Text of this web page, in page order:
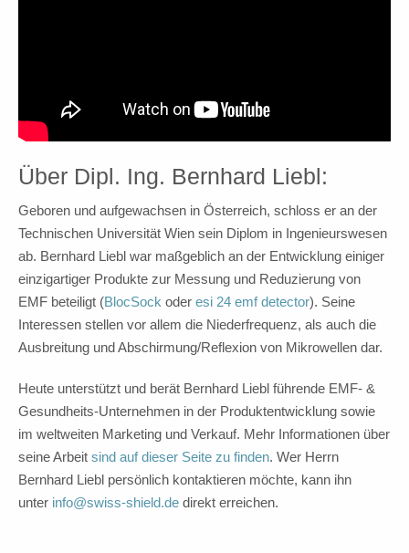
Über Dipl. Ing. Bernhard Liebl:
Geboren und aufgewachsen in Österreich, schloss er an der
Technischen Universität Wien sein Diplom in Ingenieurswesen
ab. Bernhard Liebl war maßgeblich an der Entwicklung einiger
einzigartiger Produkte zur Messung und Reduzierung von
EMF beteiligt (BlocSock oder esi 24 emf detector). Seine
Interessen stellen vor allem die Niederfrequenz, als auch die
Ausbreitung und Abschirmung/Reflexion von Mikrowellen dar.
Heute unterstützt und berät Bernhard Liebl führende EMF- &
Gesundheits-Unternehmen in der Produktentwicklung sowie
im weltweiten Marketing und Verkauf. Mehr Informationen über
seine Arbeit sind auf dieser Seite zu finden. Wer Herrn
Bernhard Liebl persönlich kontaktieren möchte, kann ihn
unter info@swiss-shield.de direkt erreichen.